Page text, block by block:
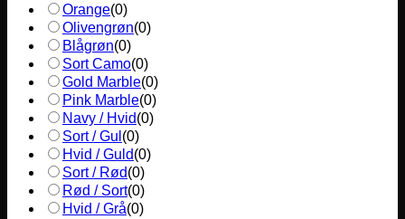
Orange(0)
Olivengrøn(0)
Blågrøn(0)
Sort Camo(0)
Gold Marble(0)
Pink Marble(0)
Navy / Hvid(0)
Sort / Gul (0)
Hvid / Guld(0)
Sort / Rød(0)
Rød / Sort(0)
Hvid / Grå(0)